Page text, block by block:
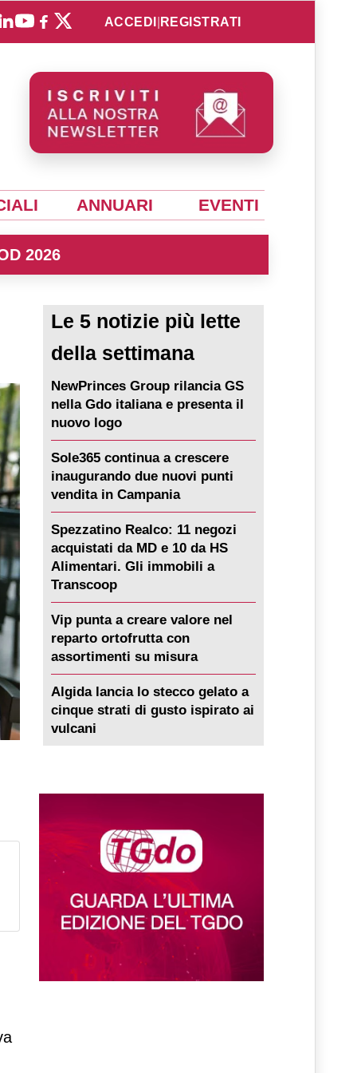
ACCEDI REGISTRATI
ANNUARI EVENTI
2026
Le 5 notizie più lette
della settimana
NewPrinces Group rilancia GS
nella Gdo italiana e presenta il
nuovo logo
Sole365 continua a crescere
inaugurando due nuovi punti
vendita in Campania
Spezzatino Realco: 11 negozi
acquistati da MD e 10 da HS
Alimentari. Gli immobili a
Transcoop
Vip punta a creare valore nel
reparto ortofrutta con
assortimenti su misura
Algida lancia lo stecco gelato a
cinque strati di gusto ispirato ai
vulcani